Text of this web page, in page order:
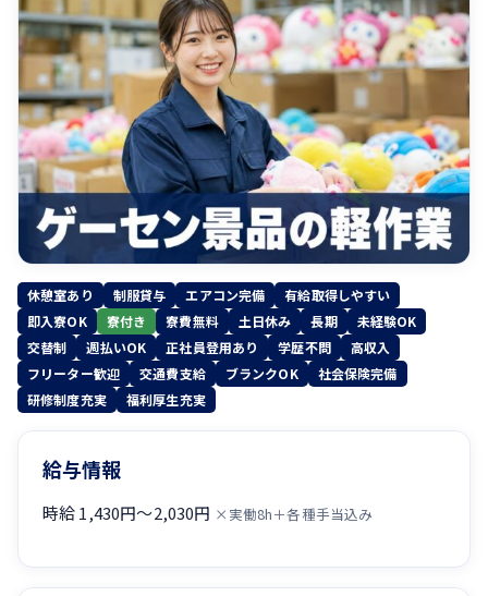
休憩室あり 制服貸与 エアコン完備
有給取得しやすい
即入寮OK
寮付き 寮費無料 土日休み 長期
未経験OK
交替制
週払いOK 正社員登用あり 学歴不問
高収入
フリーター歓迎
交通費支給 ブランクOK
社会保険完備
研修制度充実
福利厚生充実
給与情報
時給 1,430円〜2,030円 ×実働8h＋各種手当込み